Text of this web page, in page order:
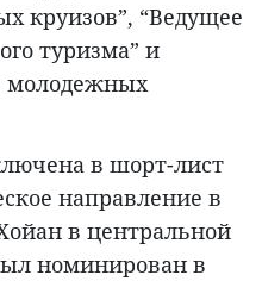
круизов”, “Ведущее
туризма” и
молодежных
в шорт-лист
направление в
в центральной
номинирован в